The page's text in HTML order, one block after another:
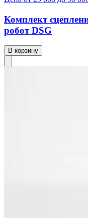
Комплект
робот DSG
В корзину